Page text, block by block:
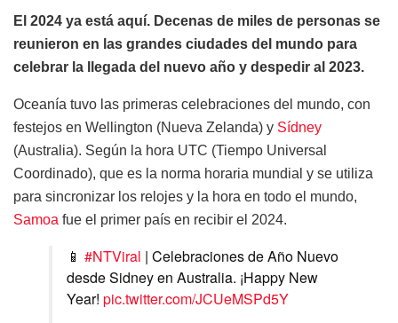
El 2024 ya está aquí. Decenas de miles de personas se
reunieron en las grandes ciudades del mundo para
celebrar la llegada del nuevo año y despedir al 2023.
Oceanía tuvo las primeras celebraciones del mundo, con
festejos en Wellington (Nueva Zelanda) y Sídney
(Australia). Según la hora UTC (Tiempo Universal
Coordinado), que es la norma horaria mundial y se utiliza
para sincronizar los relojes y la hora en todo el mundo,
Samoa fue el primer país en recibir el 2024.
📱 #NTViral | Celebraciones de Año Nuevo
desde Sidney en Australia. ¡Happy New
Year! pic.twitter.com/JCUeMSPd5Y